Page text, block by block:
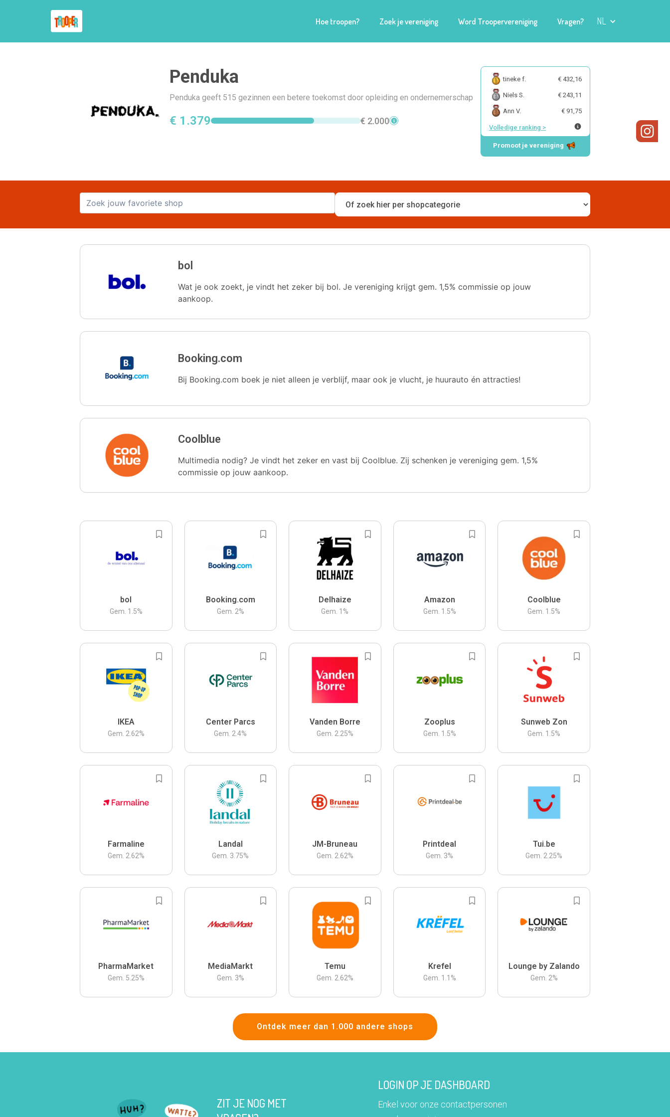
Hoe troopen? Zoek je vereniging Word Troopervereniging Vragen? NL
Penduka
Penduka geeft 515 gezinnen een betere toekomst door opleiding en ondernemerschap
€ 1.379 € 2.000
tineke f. € 432,16
Niels S. € 243,11
Ann V. € 91,75
Volledige ranking >
Promoot je vereniging
bol
Wat je ook zoekt, je vindt het zeker bij bol. Je vereniging krijgt gem. 1,5% commissie op jouw
aankoop.
Booking.com
Bij Booking.com boek je niet alleen je verblijf, maar ook je vlucht, je huurauto én attracties!
Coolblue
Multimedia nodig? Je vindt het zeker en vast bij Coolblue. Zij schenken je vereniging gem. 1,5%
commissie op jouw aankoop.
bol
Gem. 1.5%
Booking.com
Gem. 2%
Delhaize
Gem. 1 %
Amazon
Gem. 1.5%
Coolblue
Gem. 1.5%
IKEA
Gem. 2.62%
Center Parcs
Gem. 2.4%
Vanden Borre
Gem. 2.25%
Zooplus
Gem. 1.5%
Sunweb Zon
Gem. 1.5%
Farmaline
Gem. 2.62%
Landal
Gem. 3.75%
JM-Bruneau
Gem. 2.62%
Printdeal
Gem. 3%
Tui.be
Gem. 2.25%
PharmaMarket
Gem. 5.25%
MediaMarkt
Gem. 3%
Temu
Gem. 2.62%
Krefel
Gem. 1.1 %
Lounge by Zalando
Gem. 2%
Ontdek meer dan 1.000 andere shops
ZIT JE NOG MET
LOGIN OP JE DASHBOARD
Enkel voor onze contactpersonen